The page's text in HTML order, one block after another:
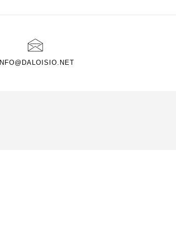
INFO@DALOISIO.NET